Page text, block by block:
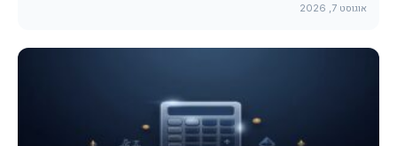
אוגוסט 7, 2026